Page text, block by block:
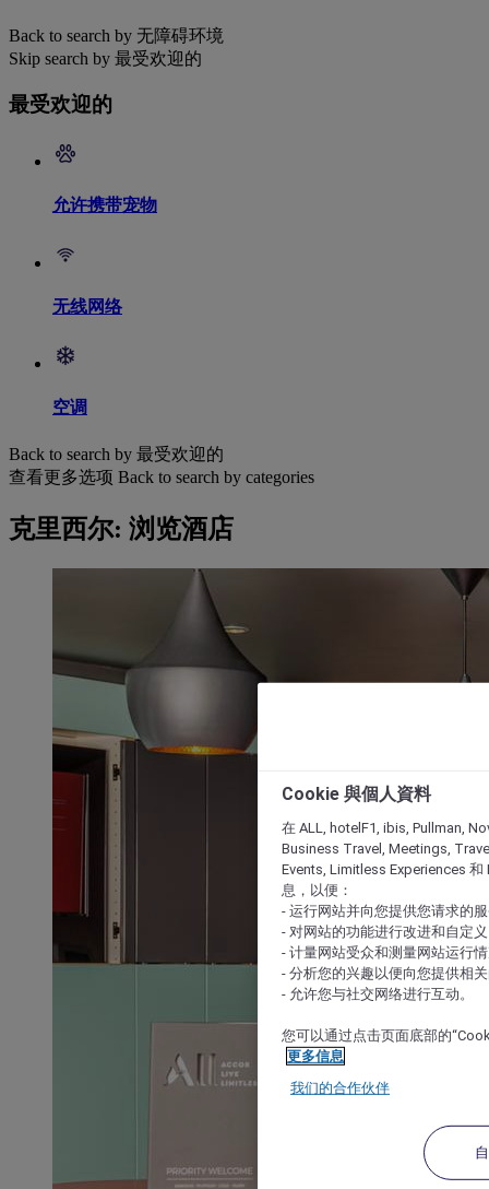
Back to search by 无障碍环境
Skip search by 最受欢迎的
最受欢迎的
允许携带宠物
无线网络
空调
Back to search by 最受欢迎的
查看更多选项 Back to search by categories
克里西尔: 浏览酒店
Cookie 與個人資料
在 ALL, hotelF1, ibis, Pullman,
Business Travel, Meetings,
Events, Limitless Experiences 和
息，以便：
- 运行网站并向您提供您请求的
- 对网站的功能进行改进和自定义
- 计量网站受众和测量网站运行
- 分析您的兴趣以便向您提供相
- 允许您与社交网络进行互动。
您可以通过点击页面底部的
更多信息
我们的合作伙伴